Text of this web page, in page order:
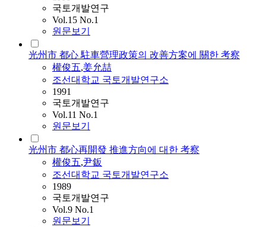
국토개발연구
Vol.15 No.1
원문보기
光州市 都心 駐車營理政策의 改善方案에 關한 考察
權俊五,姜允喆
조선대학교 국토개발연구소
1991
국토개발연구
Vol.11 No.1
원문보기
光州市 都心再開發 推進方向에 대한 考察
權俊五,尹鈑
조선대학교 국토개발연구소
1989
국토개발연구
Vol.9 No.1
원문보기